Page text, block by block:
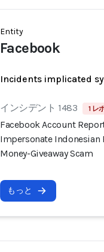
Entity
Facebook
Incidents implicated
インシデント 1483 1 レ
Facebook Account
Impersonate Indonesian
Money-Giveaway Scam
もっと